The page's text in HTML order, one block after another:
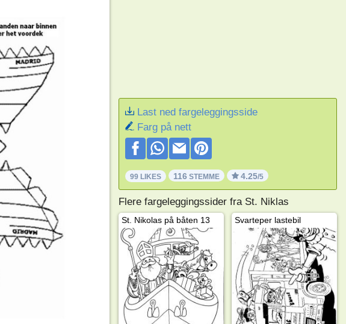
Last ned fargeleggingsside
Farg på nett
99 LIKES 116STEMME 4.25/5
Flere fargeleggingssider fra St. Niklas
St. Nikolas på båten 13 Svarteper lastebil